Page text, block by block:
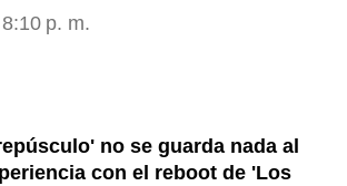
p. m.
no se guarda nada al
con el reboot de 'Los